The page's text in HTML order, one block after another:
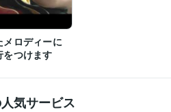
メロディーに
をつけます
気サービス